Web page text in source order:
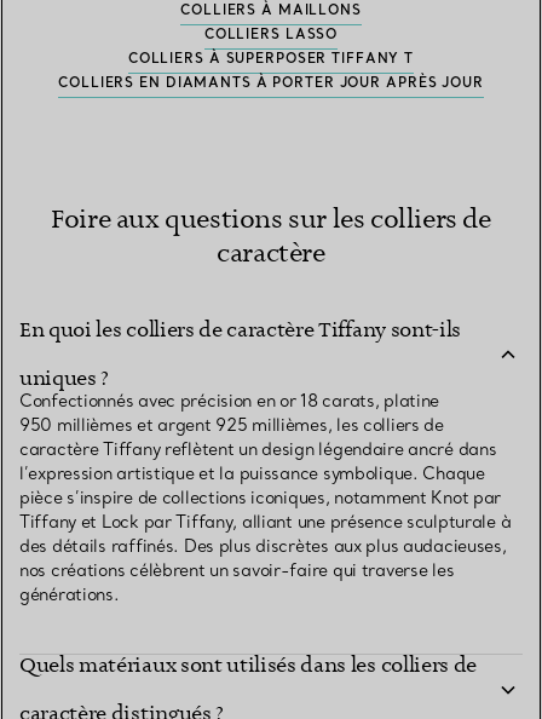
COLLIERS À MAILLONS
COLLIERS LASSO
COLLIERS À SUPERPOSER TIFFANY T
COLLIERS EN DIAMANTS À PORTER JOUR APRÈS JOUR
Foire aux questions sur les colliers de
caractère
En quoi les colliers de caractère Tiffany sont-ils
uniques ?
Confectionnés avec précision en or 18 carats, platine
950 millièmes et argent 925 millièmes, les colliers de
caractère Tiffany reflètent un design légendaire ancré dans
l’expression artistique et la puissance symbolique. Chaque
pièce s’inspire de collections iconiques, notamment Knot par
Tiffany et Lock par Tiffany, alliant une présence sculpturale à
des détails raffinés. Des plus discrètes aux plus audacieuses,
nos créations célèbrent un savoir-faire qui traverse les
générations.
Quels matériaux sont utilisés dans les colliers de
Quelles collections de colliers Tiffany